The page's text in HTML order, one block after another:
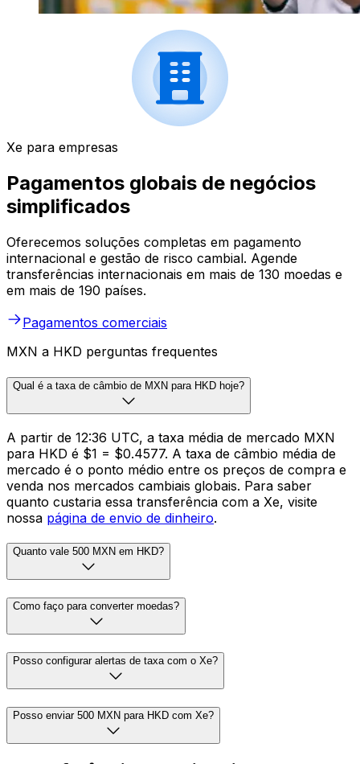
Xe para empresas
Pagamentos globais de negócios
simplificados
Oferecemos soluções completas em pagamento
internacional e gestão de risco cambial. Agende
transferências internacionais em mais de 130 moedas e
em mais de 190 países.
Pagamentos comerciais
MXN a HKD perguntas frequentes
Qual é a taxa de câmbio de MXN para HKD hoje?
A partir de 12:36 UTC, a taxa média de mercado MXN
para HKD é $1 = $0.4577. A taxa de câmbio média de
mercado é o ponto médio entre os preços de compra e
venda nos mercados cambiais globais. Para saber
quanto custaria essa transferência com a Xe, visite
nossa página de envio de dinheiro.
Quanto vale 500 MXN em HKD?
Como faço para converter moedas?
Posso configurar alertas de taxa com o Xe?
Posso enviar 500 MXN para HKD com Xe?